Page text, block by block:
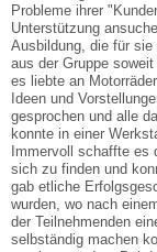
Probleme ihrer
Unterstützung
Ausbildung, die für
aus der Gruppe
es liebte an
Ideen und
gesprochen und alle
konnte in einer
Immervoll schaffte es
sich zu finden und
gab etliche
wurden, wo nach
der Teilnehmenden
selbständig machen